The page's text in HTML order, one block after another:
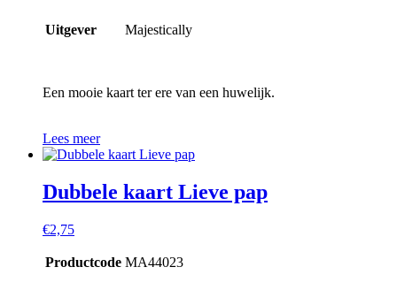
Uitgever Majestically
Een mooie kaart ter ere van een huwelijk.
Lees meer
Dubbele kaart Lieve pap
€2,75
Productcode MA44023